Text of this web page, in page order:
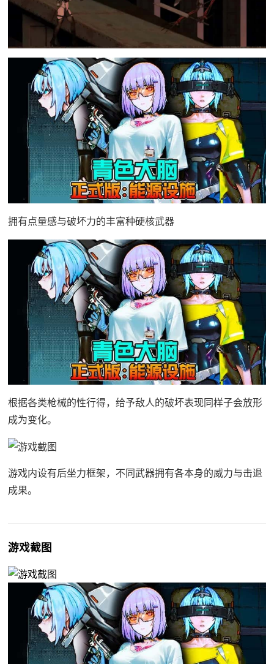
拥有点量感与破坏力的丰富种硬核武器
根据各类枪械的性行得，给予敌人的破坏表现同样子会放形
成为变化。
游戏内设有后坐力框架，不同武器拥有各本身的威力与击退
成果。
游戏截图